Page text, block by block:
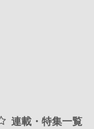
連載・特集一覧